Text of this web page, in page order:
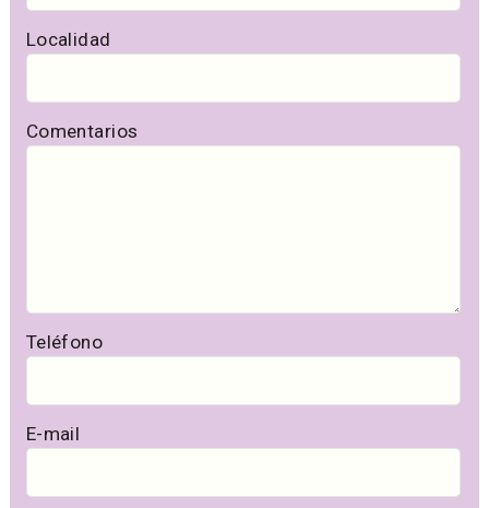
Localidad
Comentarios
Teléfono
E-mail